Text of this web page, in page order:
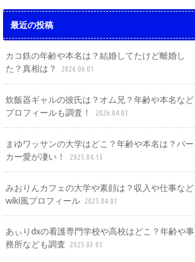
最近の投稿
カコ鉄の年齢や本名は？結婚してたけど離婚し
た？真相は？
2026.06.01
炊飯器ギャルの彼氏は？オム兄？年齢や本名など
プロフィールも調査！
2026.04.01
まゆワッサンの大学はどこ？年齢や本名は？パー
カー愛が凄い！
2025.04.15
みおりんカフェの大学や素顔は？収入や仕事など
wiki風プロフィール 2025.04.01
あぃりdxの看護専門学校や高校はどこ？年齢や事
務所なども調査
2025.03.05